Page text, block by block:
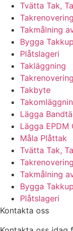
Tvätta Tak,
Takmålning
Bygga
Plåtslageri
Takläggning
Takrenovering
Takbyte
Lägga
Lägga EPDM
Måla Plåttak
Tvätta Tak,
Takmålning
Bygga
Plåtslageri
Kontakta oss